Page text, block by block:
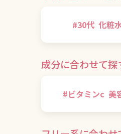
#30代 化粧
成分に合わせて探
#ビタミンc 美